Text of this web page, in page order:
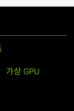
가상 GPU